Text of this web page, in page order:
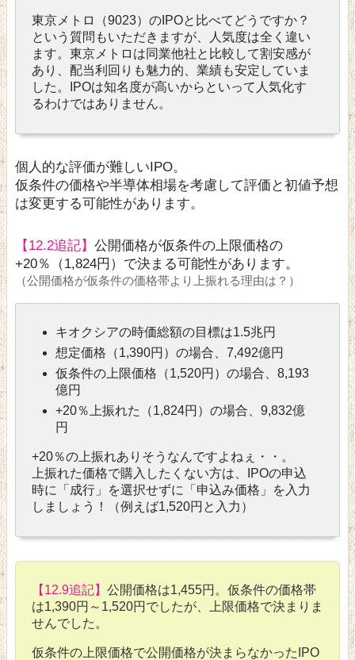
東京メトロ（9023）のIPOと比べてどうですか？
という質問もいただきますが、人気度は全く違い
ます。東京メトロは同業他社と比較して割安感が
あり、配当利回りも魅力的、業績も安定していま
した。IPOは知名度が高いからといって人気化す
るわけではありません。
個人的な評価が難しいIPO。
仮条件の価格や半導体相場を考慮して評価と初値予想
は変更する可能性があります。
【12.2追記】 公開価格が仮条件の上限価格の
+20％（1,824円）で決まる可能性があります。
（公開価格が仮条件の価格帯より上振れる理由は？）
キオクシアの時価総額の目標は1.5兆円
想定価格（1,390円）の場合、7,492億円
仮条件の上限価格（1,520円）の場合、8,193
億円
+20％上振れた（1,824円）の場合、9,832億
円
+20％の上振れありそうなんですよねぇ・・。
上振れた価格で購入したくない方は、IPOの申込
時に「成行」を選択せずに「申込み価格」を入力
しましょう！（例えば1,520円と入力）
【12.9追記】 公開価格は1,455円。仮条件の価格帯
は1,390円～1,520円でしたが、上限価格で決まりま
せんでした。
仮条件の上限価格で公開価格が決まらなかったIPO